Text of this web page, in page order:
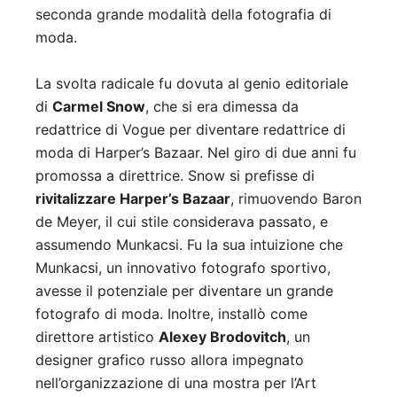
seconda grande modalità della fotografia di
moda.
La svolta radicale fu dovuta al genio editoriale
di Carmel Snow, che si era dimessa da
redattrice di Vogue per diventare redattrice di
moda di Harper’s Bazaar. Nel giro di due anni fu
promossa a direttrice. Snow si prefisse di
rivitalizzare Harper’s Bazaar, rimuovendo Baron
de Meyer, il cui stile considerava passato, e
assumendo Munkacsi. Fu la sua intuizione che
Munkacsi, un innovativo fotografo sportivo,
avesse il potenziale per diventare un grande
fotografo di moda. Inoltre, installò come
direttore artistico Alexey Brodovitch, un
designer grafico russo allora impegnato
nell’organizzazione di una mostra per l’Art